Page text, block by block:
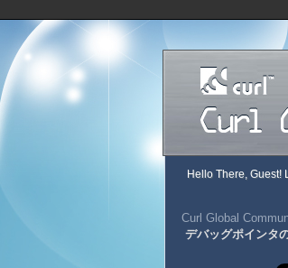
Hello There, Guest!
Curl Global
デバッグポインタ